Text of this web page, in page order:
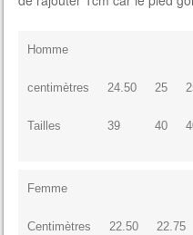
Homme
centimètres 24.50 25
Tailles 39 40
Femme
Centimètres 22.50 22.75